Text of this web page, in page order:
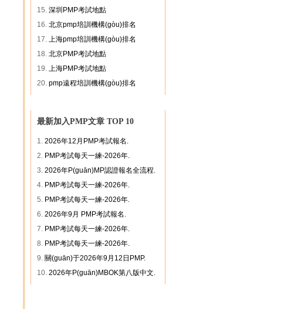
15. 深圳PMP考試地點
16. 北京pmp培訓機構(gòu)排名
17. 上海pmp培訓機構(gòu)排名
18. 北京PMP考試地點
19. 上海PMP考試地點
20. pmp遠程培訓機構(gòu)排名
最新加入PMP文章 TOP 10
1. 2026年12月PMP考試報名.
2. PMP考試每天一練-2026年.
3. 2026年P(guān)MP認證報名全流程.
4. PMP考試每天一練-2026年.
5. PMP考試每天一練-2026年.
6. 2026年9月 PMP考試報名.
7. PMP考試每天一練-2026年.
8. PMP考試每天一練-2026年.
9. 關(guān)于2026年9月12日PMP.
10. 2026年P(guān)MBOK第八版中文.